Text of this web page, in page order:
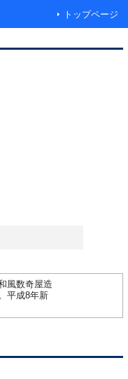
トップページ
風数奇屋造
平成8年新